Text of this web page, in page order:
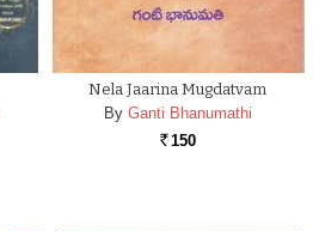
Nela Jaarina Mugdatvam
By Ganti Bhanumathi
Rs. 150